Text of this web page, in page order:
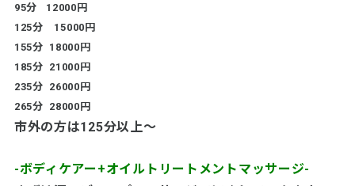
95分 12000円
125分 15000円
155分 18000円
185分 21000円
235分 26000円
265分 28000円
市外の方は125分以上～
-ボディケアー+オイルトリートメントマッサージ-